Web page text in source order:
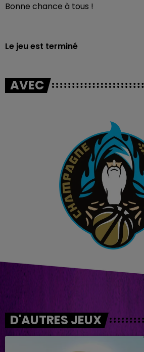
Bonne chance à tous !
Le jeu est terminé
AVEC
D'AUTRES JEUX